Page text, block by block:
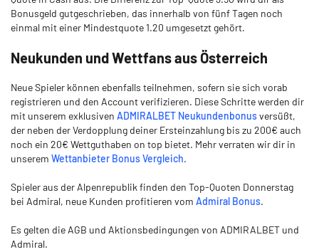
Bonusgeld gutgeschrieben, das innerhalb von fünf Tagen noch
einmal mit einer Mindestquote 1.20 umgesetzt gehört.
Neukunden und Wettfans aus Österreich
Neue Spieler können ebenfalls teilnehmen, sofern sie sich vorab
registrieren und den Account verifizieren. Diese Schritte werden dir
mit unserem exklusiven ADMIRALBET Neukundenbonusversüßt,
der neben der Verdopplung deiner Ersteinzahlung bis zu 200€ auch
noch ein 20€ Wettguthaben on top bietet. Mehr verraten wir dir in
unserem Wettanbieter Bonus Vergleich.
Spieler aus der Alpenrepublik finden den Top-Quoten Donnerstag
bei Admiral, neue Kunden profitieren vom Admiral Bonus.
Es gelten die AGB und Aktionsbedingungen von ADMIRALBET und
Admiral.